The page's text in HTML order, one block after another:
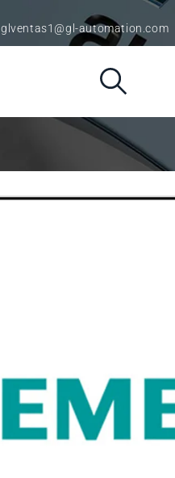
glventas1@gl-automation.com